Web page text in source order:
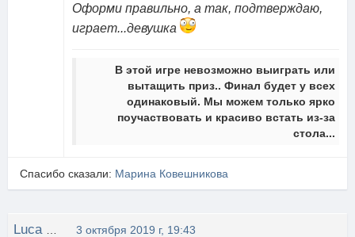
Оформи правильно, а так, подтверждаю,
играет...девушка
В этой игре невозможно выиграть или
вытащить приз.. Финал будет у всех
одинаковый. Мы можем только ярко
поучаствовать и красиво встать из-за
стола...
Спасибо сказали: Марина Ковешникова
3 октября 2019 г, 19:43